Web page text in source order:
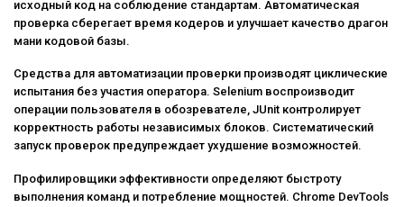
исходный код на соблюдение стандартам. Автоматическая
проверка сберегает время кодеров и улучшает качество драгон
мани кодовой базы.
Средства для автоматизации проверки производят циклические
испытания без участия оператора. Selenium воспроизводит
операции пользователя в обозревателе, JUnit контролирует
корректность работы независимых блоков. Систематический
запуск проверок предупреждает ухудшение возможностей.
Профилировщики эффективности определяют быстроту
выполнения команд и потребление мощностей. Chrome DevTools